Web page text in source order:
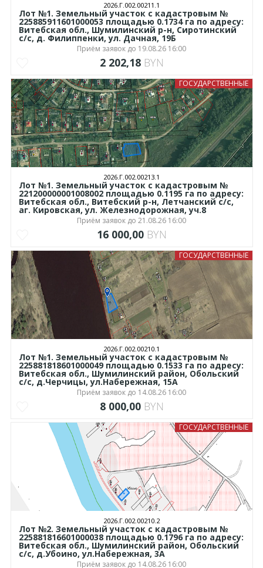
2026.Г.002.00211.1
Лот №1. Земельный участок с кадастровым №
225885911601000053 площадью 0.1734 га по адресу:
Витебская обл., Шумилинский р-н, Сиротинский
с/с, д. Филиппенки, ул. Дачная, 19Б
Приём заявок до 19.08.26 16:00
2 202,18 BYN
ГОСУДАРСТВЕННЫЕ
2026.Г.002.00213.1
Лот №1. Земельный участок с кадастровым №
221200000001008002 площадью 0.1195 га по адресу:
Витебская обл., Витебский р-н, Летчанский с/с,
аг. Кировская, ул. Железнодорожная, уч.8
Приём заявок до 21.08.26 16:00
16 000,00 BYN
ГОСУДАРСТВЕННЫЕ
2026.Г.002.00210.1
Лот №1. Земельный участок с кадастровым №
225881818601000049 площадью 0.1533 га по адресу:
Витебская обл., Шумилинский район, Обольский
с/с, д.Черчицы, ул.Набережная, 15А
Приём заявок до 14.08.26 16:00
8 000,00 BYN
ГОСУДАРСТВЕННЫЕ
2026.Г.002.00210.2
Лот №2. Земельный участок с кадастровым №
225881816601000038 площадью 0.1796 га по адресу:
Витебская обл., Шумилинский район, Обольский
с/с, д.Убоино, ул.Набережная, 3А
Приём заявок до 14.08.26 16:00